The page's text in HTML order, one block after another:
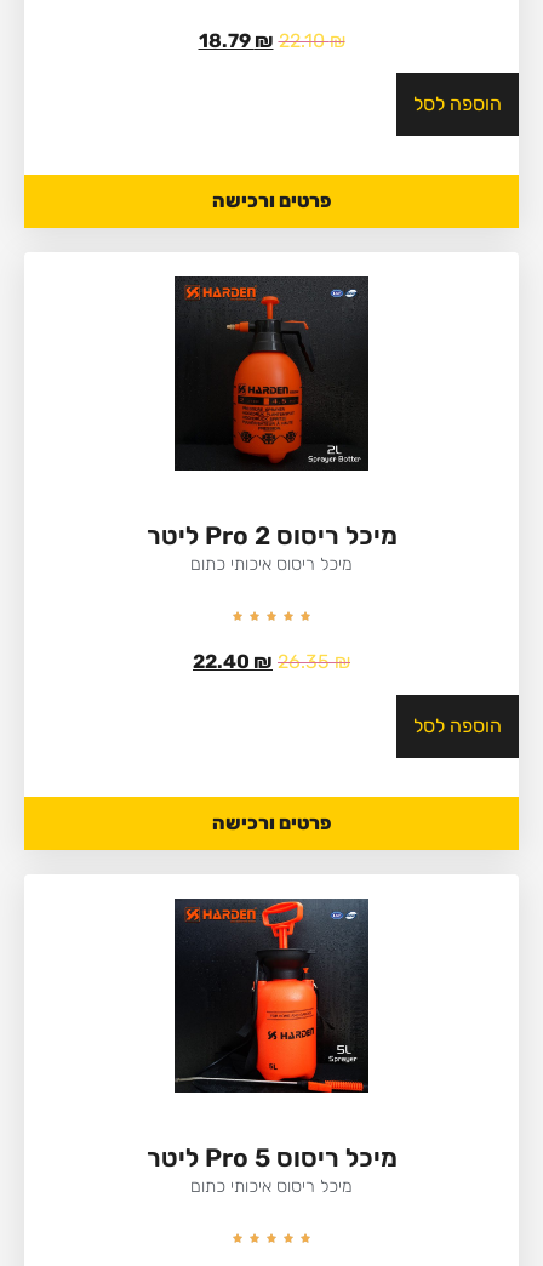
22.10₪
18.79 ₪
הוספה לסל
פרטים ורכישה
מיכל ריסוס Pro 2 ליטר
מיכל ריסוס איכותי כתום
26.35₪
22.40 ₪
הוספה לסל
פרטים ורכישה
מיכל ריסוס Pro 5 ליטר
מיכל ריסוס איכותי כתום